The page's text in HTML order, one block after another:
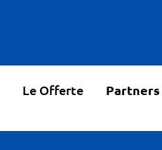
Le Offerte Partners